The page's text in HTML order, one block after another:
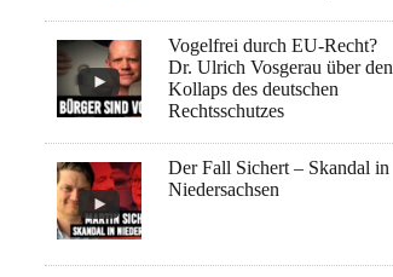
Vogelfrei durch EU-Recht?
Dr. Ulrich Vosgerau über den
Kollaps des deutschen
Rechtsschutzes
Der Fall Sichert – Skandal in
Niedersachsen